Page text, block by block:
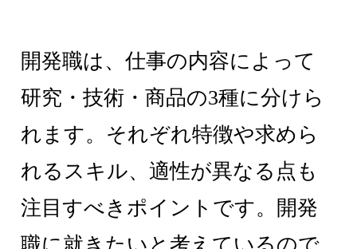
開発職は、仕事の内容によって
研究・技術・商品の3種に分けら
れます。それぞれ特徴や求めら
れるスキル、適性が異なる点も
注目すべきポイントです。開発
職に就きたいと考えているので